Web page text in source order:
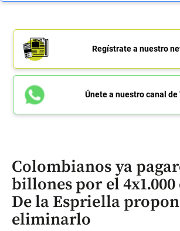
Regístrate a nuestro
Únete a nuestro canal de
Colombianos ya
billones por el 4x1.000
De la Espriella
eliminarlo